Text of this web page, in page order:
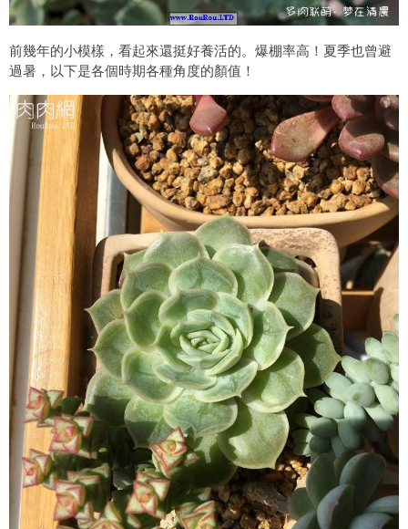
前幾年的小模樣，看起來還挺好養活的。爆棚率高！夏季也曾避
過暑，以下是各個時期各種角度的顏值！